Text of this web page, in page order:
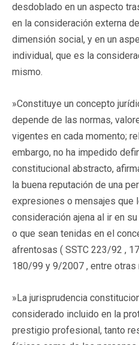
desdoblado en un aspecto
en la consideración externa
dimensión social, y en un
individual, que es la
mismo.
»Constituye un concepto
depende de las normas,
vigentes en cada momento;
embargo, no ha impedido
constitucional abstracto,
la buena reputación de una
expresiones o mensajes que
consideración ajena al ir en
o que sean tenidas en el
afrentosas ( SSTC 223/92 ,
180/99 y 9/2007 , entre otras
»La jurisprudencia
considerado incluido en la
prestigio profesional, tanto